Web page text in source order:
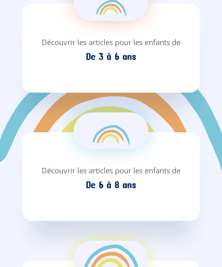
Découvrir les articles pour les enfants de
De 3 à 6 ans
Découvrir les articles pour les enfants de
De 6 à 8 ans